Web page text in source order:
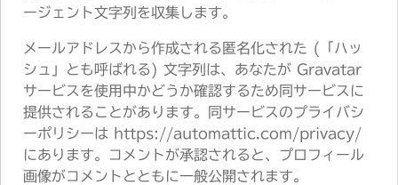
ージェント文字列を収集します。
メールアドレスから作成される匿名化された (「ハッ
シュ」とも呼ばれる) 文字列は、あなたが Gravatar
サービスを使用中かどうか確認するため同サービスに
提供されることがあります。同サービスのプライバシ
ーポリシーは https://automattic.com/privacy/
にあります。コメントが承認されると、プロフィール
画像がコメントとともに一般公開されます。